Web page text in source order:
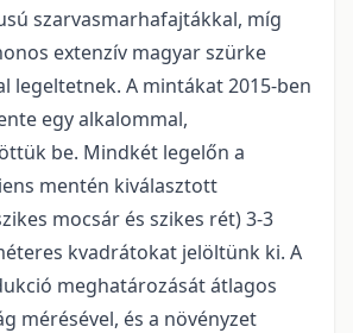
szarvasmarhafajtákkal, míg
extenzív magyar szürke
legeltetnek. A mintákat 2015-ben
egy alkalommal,
be. Mindkét legelőn a
mentén kiválasztott
mocsár és szikes rét) 3-3
kvadrátokat jelöltünk ki. A
meghatározását átlagos
mérésével, és a növényzet